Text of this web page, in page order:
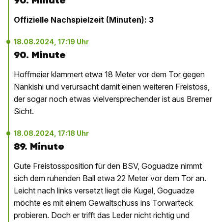
Offizielle Nachspielzeit (Minuten): 3
18.08.2024, 17:19 Uhr
90. Minute
Hoffmeier klammert etwa 18 Meter vor dem Tor gegen
Nankishi und verursacht damit einen weiteren Freistoss,
der sogar noch etwas vielversprechender ist aus Bremer
Sicht.
18.08.2024, 17:18 Uhr
89. Minute
Gute Freistossposition für den BSV, Goguadze nimmt
sich dem ruhenden Ball etwa 22 Meter vor dem Tor an.
Leicht nach links versetzt liegt die Kugel, Goguadze
möchte es mit einem Gewaltschuss ins Torwarteck
probieren. Doch er trifft das Leder nicht richtig und